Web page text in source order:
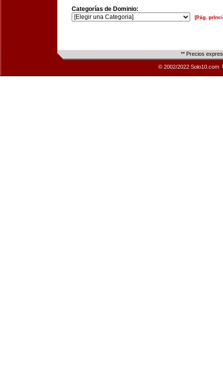
Categorías de Dominio:
[Pág.
** Precios
© 2002/2022 Solo10.com